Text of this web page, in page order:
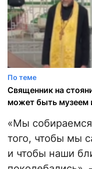
По теме
Священник на
может быть музеем
«Мы собираемся
того, чтобы мы
и чтобы наши